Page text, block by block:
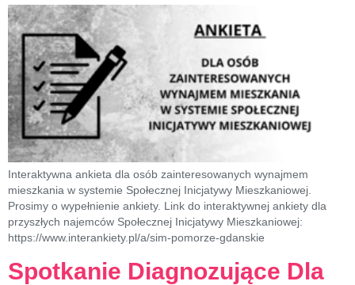
Interaktywna ankieta dla osób zainteresowanych wynajmem
mieszkania w systemie Społecznej Inicjatywy Mieszkaniowej.
Prosimy o wypełnienie ankiety. Link do interaktywnej ankiety dla
przyszłych najemców Społecznej Inicjatywy Mieszkaniowej:
https://www.interankiety.pl/a/sim-pomorze-gdanskie
Spotkanie Diagnozujące Dla